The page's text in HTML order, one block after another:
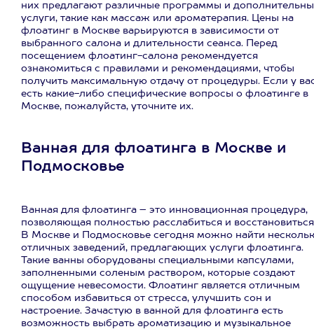
них предлагают различные программы и
услуги, такие как массаж или ароматерапия. Цены на
флоатинг в Москве варьируются в зависимости от
выбранного салона и длительности сеанса. Перед
посещением флоатинг-салона рекомендуется
ознакомиться с правилами и рекомендациями, чтобы
получить максимальную отдачу от процедуры. Если у
есть какие-либо специфические вопросы о флоатинге в
Москве, пожалуйста, уточните их.
Ванная для флоатинга в Москве и
Подмосковье
Ванная для флоатинга – это инновационная процедура,
позволяющая полностью расслабиться и
В Москве и Подмосковье сегодня можно найти
отличных заведений, предлагающих услуги флоатинга.
Такие ванны оборудованы специальными капсулами,
заполненными соленым раствором, которые создают
ощущение невесомости. Флоатинг является отличным
способом избавиться от стресса, улучшить сон и
настроение. Зачастую в ванной для флоатинга есть
возможность выбрать ароматизацию и музыкальное